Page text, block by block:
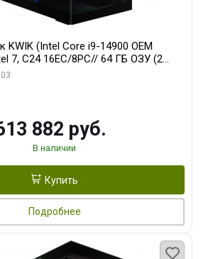
KWIK (Intel Core i9-14900 OEM
7, C24 16EC/8PC// 64 ГБ ОЗУ (2
24GB GDDR6X 384-Bit 3xDP
882 руб.
В наличии
Купить
Подробнее